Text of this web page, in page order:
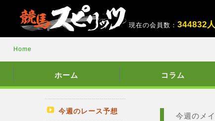
現在の会員数：344832人
Home
ホーム コラム
今週のレース予想
今週のメ